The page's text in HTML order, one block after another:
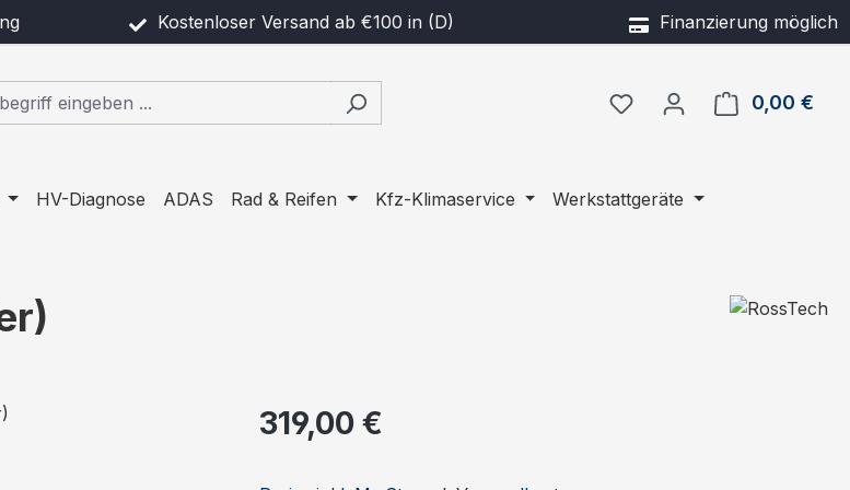
Kostenloser Versand ab €100 in (D) Finanzierung möglich
0,00 €
HV-Diagnose ADAS Rad & Reifen Kfz-Klimaservice Werkstattgeräte
Regulärer Preis:
319,00 €